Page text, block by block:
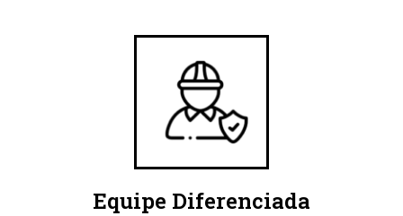
Equipe Diferenciada